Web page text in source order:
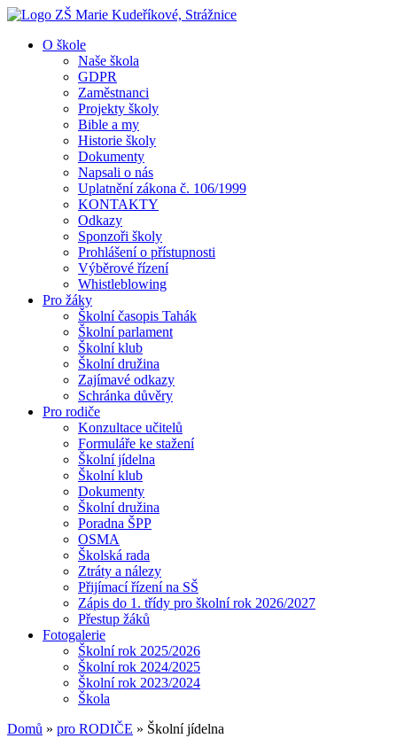
O škole
Naše škola
GDPR
Zaměstnanci
Projekty školy
Bible a my
Historie školy
Dokumenty
Napsali o nás
Uplatnění zákona č. 106/1999
KONTAKTY
Odkazy
Sponzoři školy
Prohlášení o přístupnosti
Výběrové řízení
Whistleblowing
Pro žáky
Školní časopis Tahák
Školní parlament
Školní klub
Školní družina
Zajímavé odkazy
Schránka důvěry
Pro rodiče
Konzultace učitelů
Formuláře ke stažení
Školní jídelna
Školní klub
Dokumenty
Školní družina
Poradna ŠPP
OSMA
Školská rada
Ztráty a nálezy
Přijímací řízení na SŠ
Zápis do 1. třídy pro školní rok 2026/2027
Přestup žáků
Fotogalerie
Školní rok 2025/2026
Školní rok 2024/2025
Školní rok 2023/2024
Škola
Domů » pro RODIČE » Školní jídelna